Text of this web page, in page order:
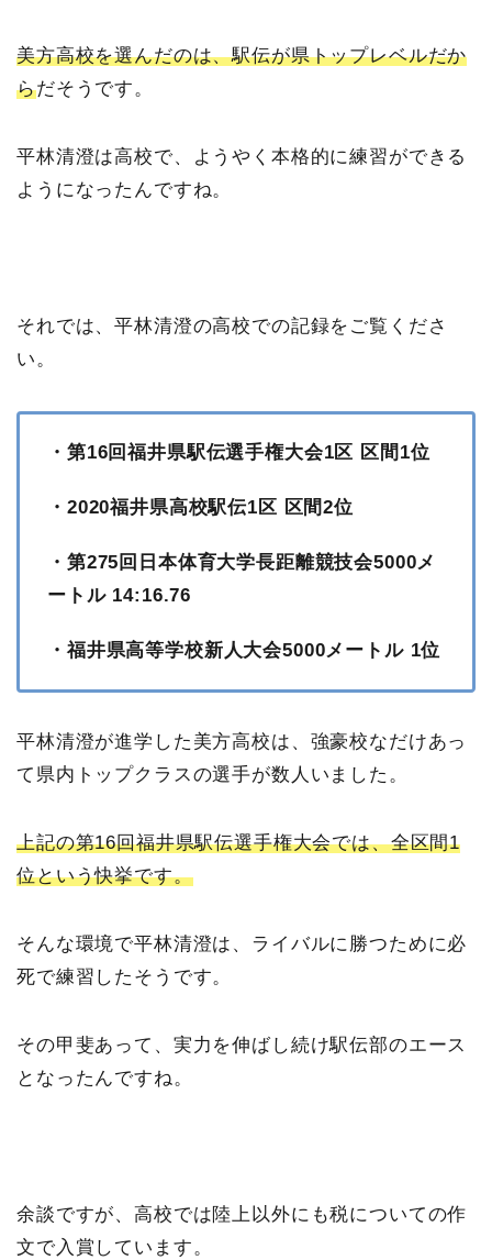
美方高校を選んだのは、駅伝が県トップレベルだか
らだそうです。
平林清澄は高校で、ようやく本格的に練習ができる
ようになったんですね。
それでは、平林清澄の高校での記録をご覧くださ
い。
・第16回福井県駅伝選手権大会1区 区間1位
・2020福井県高校駅伝1区 区間2位
・第275回日本体育大学長距離競技会5000メ
ートル 14:16.76
・福井県高等学校新人大会5000メートル 1位
平林清澄が進学した美方高校は、強豪校なだけあっ
て県内トップクラスの選手が数人いました。
上記の第16回福井県駅伝選手権大会では、全区間1
位という快挙です。
そんな環境で平林清澄は、ライバルに勝つために必
死で練習したそうです。
その甲斐あって、実力を伸ばし続け駅伝部のエース
となったんですね。
余談ですが、高校では陸上以外にも税についての作
文で入賞しています。